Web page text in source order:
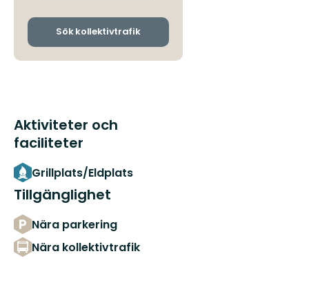
och
Sök kollektivtrafik
Aktiviteter och
faciliteter
Grillplats/Eldplats
Tillgänglighet
Nära parkering
Nära kollektivtrafik